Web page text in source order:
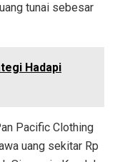
tunai sebesar
Hadapi
Pacific Clothing
uang sekitar Rp